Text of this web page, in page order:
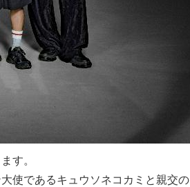
す。
使であるキュウソネコカミと親交の